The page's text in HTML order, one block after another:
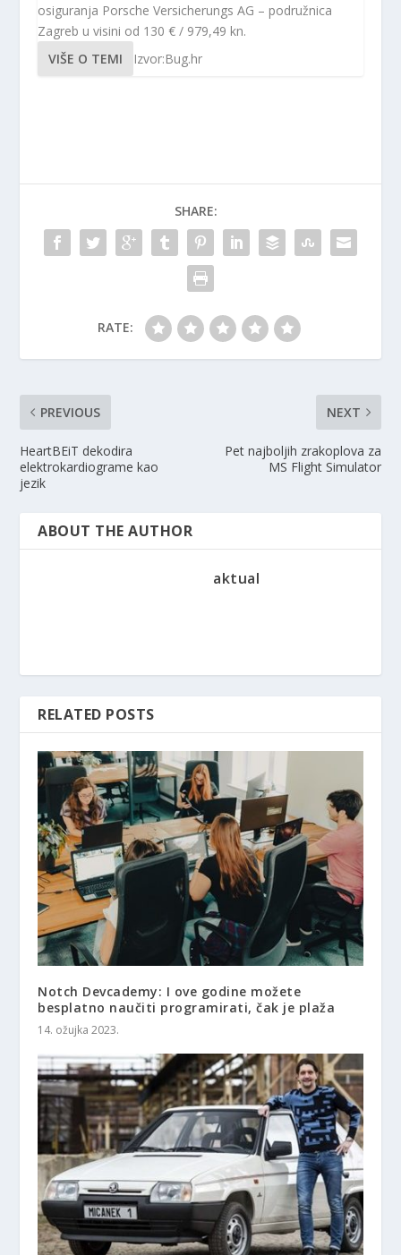
osiguranja Porsche Versicherungs AG – podružnica
Zagreb u visini od 130 € / 979,49 kn.
VIŠE O TEMI
Izvor:Bug.hr
SHARE:
RATE:
PREVIOUS
HeartBEiT dekodira
elektrokardiograme kao
jezik
NEXT
Pet najboljih zrakoplova za
MS Flight Simulator
ABOUT THE AUTHOR
aktual
RELATED POSTS
Notch Devcademy: I ove godine možete
besplatno naučiti programirati, čak je plaža
14. ožujka 2023.